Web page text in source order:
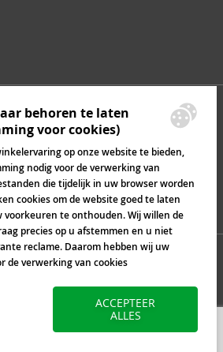
behoren te laten
voor cookies)
op onze website te bieden,
nodig voor de verwerking van
die tijdelijk in uw browser worden
cookies om de website goed te laten
te onthouden. Wij willen de
precies op u afstemmen en u niet
reclame. Daarom hebben wij uw
de verwerking van cookies
ACCEPTEER
ALLES